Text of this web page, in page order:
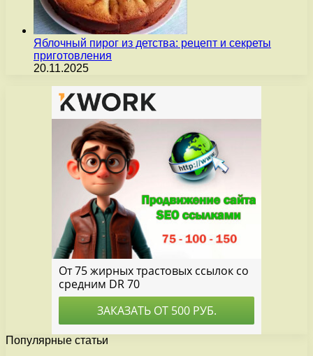
Яблочный пирог из детства: рецепт и секреты
приготовления
20.11.2025
Популярные статьи